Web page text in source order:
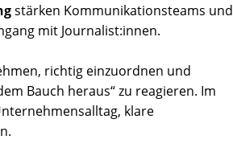
stärken Kommunikationsteams und
mit Journalist:innen.
richtig einzuordnen und
Bauch heraus“ zu reagieren. Im
klare